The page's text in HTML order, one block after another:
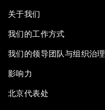
关于我们
我们的工作方式
我们的领导团队与组织治理
影响力
北京代表处